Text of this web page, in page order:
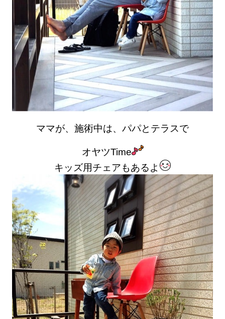
ママが、施術中は、パパとテラスで
オヤツTime
キッズ用チェアもあるよ